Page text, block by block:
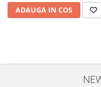
ADAUGA IN COS